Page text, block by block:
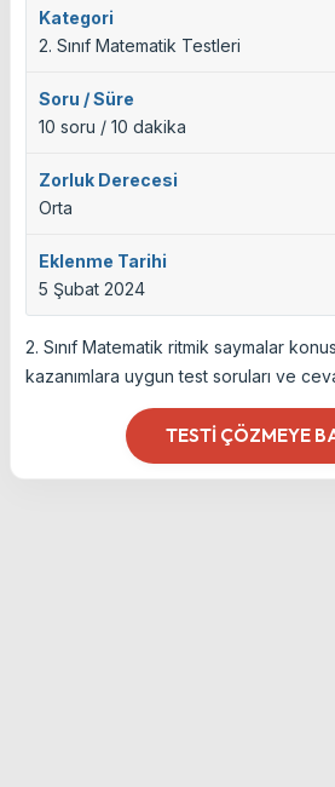
Kategori
2. Sınıf Matematik Testleri
Soru / Süre
10 soru / 10 dakika
Zorluk Derecesi
Orta
Eklenme Tarihi
5 Şubat 2024
2. Sınıf Matematik ritmik saymalar
kazanımlara uygun test soruları ve
TESTI ÇÖZMEYE